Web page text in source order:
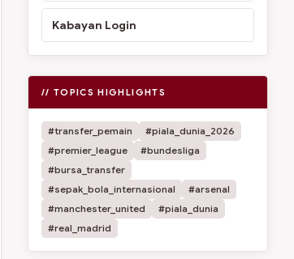
Kabayan Login
// TOPICS HIGHLIGHTS
#transfer_pemain
#piala_dunia_2026
#premier_league
#bundesliga
#bursa_transfer
#sepak_bola_internasional
#arsenal
#manchester_united
#piala_dunia
#real_madrid